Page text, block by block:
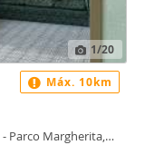
1/20
- Parco Margherita,
Máx. 10km